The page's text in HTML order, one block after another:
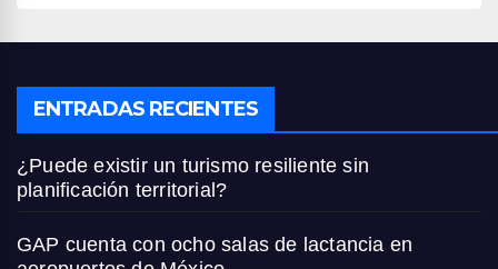
ENTRADAS RECIENTES
¿Puede existir un turismo resiliente sin
planificación territorial?
GAP cuenta con ocho salas de lactancia en